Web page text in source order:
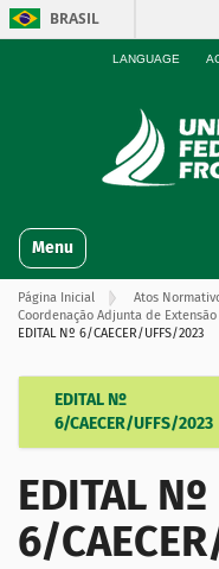
BRASIL
LANGUAGE
v
Toggle navigation
Página Inicial Atos
Coordenação Adjunta de
EDITAL Nº 6/CAECER/UFFS/2023
e
g
a
EDITAL Nº
6/CAECER/UFFS/2023
EDITAL Nº
6/